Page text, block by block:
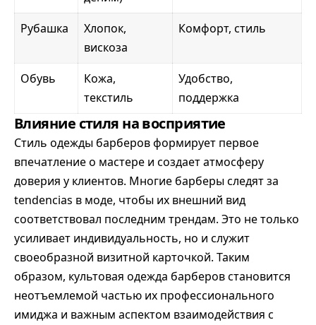
Рубашка
Хлопок,
вискоза
Комфорт, стиль
Обувь
Кожа,
текстиль
Удобство,
поддержка
Влияние стиля на восприятие
Стиль одежды барберов формирует первое
впечатление о мастере и создает атмосферу
доверия у клиентов. Многие барберы следят за
tendencias в моде, чтобы их внешний вид
соответствовал последним трендам. Это не только
усиливает индивидуальность, но и служит
своеобразной визитной карточкой. Таким
образом, культовая одежда барберов становится
неотъемлемой частью их профессионального
имиджа и важным аспектом взаимодействия с